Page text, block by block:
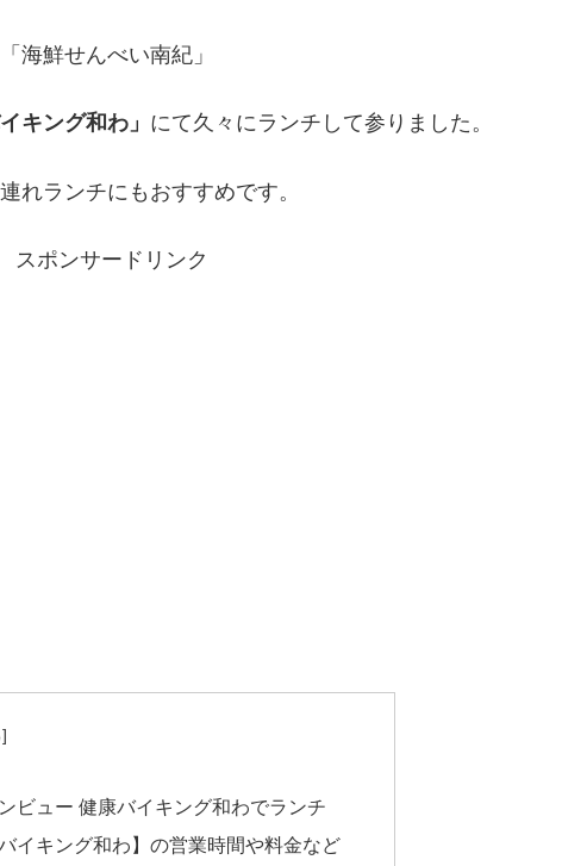
海鮮せんべい南紀」
キング和わ」 にて久々にランチして参りました。
れランチにもおすすめです。
スポンサードリンク
ビュー 健康バイキング和わでランチ
イキング和わ】の営業時間や料金など